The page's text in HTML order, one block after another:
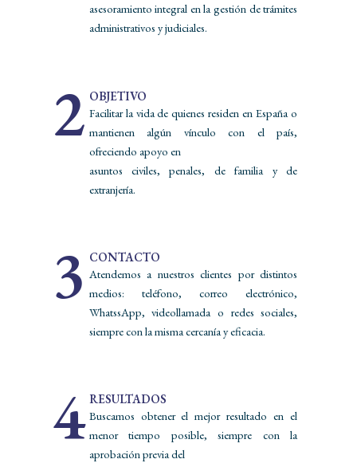
asesoramiento integral en la gestión de trámites
administrativos y judiciales.
2 OBJETIVO
Facilitar la vida de quienes residen en España o
mantienen algún vínculo con el país,
ofreciendo apoyo en
asuntos civiles, penales, de familia y de
extranjería.
3 CONTACTO
Atendemos a nuestros clientes por distintos
medios: teléfono, correo electrónico,
WhatssApp, videollamada o redes sociales,
siempre con la misma cercanía y eficacia.
4 RESULTADOS
Buscamos obtener el mejor resultado en el
menor tiempo posible, siempre con la
aprobación previa del